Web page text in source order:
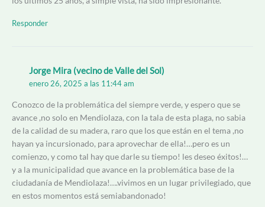
Responder
Jorge Mira (vecino de Valle del Sol)
enero 26, 2025 a las 11:44 am
Conozco de la problemática del siempre verde, y espero que se
avance ,no solo en Mendiolaza, con la tala de esta plaga, no sabia
de la calidad de su madera, raro que los que están en el tema ,no
hayan ya incursionado, para aprovechar de ella!…pero es un
comienzo, y como tal hay que darle su tiempo! les deseo éxitos!…
y a la municipalidad que avance en la problemática base de la
ciudadanía de Mendiolaza!….vivimos en un lugar privilegiado, que
en estos momentos está semiabandonado!